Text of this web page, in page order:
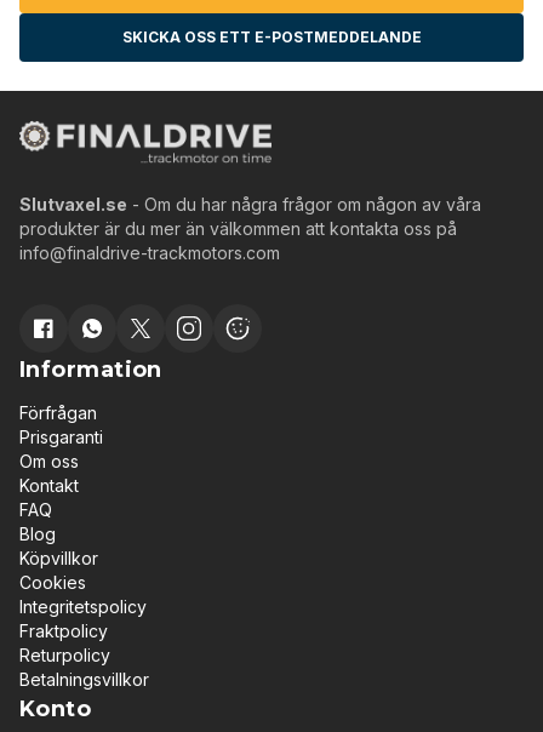
SKICKA OSS ETT E-POSTMEDDELANDE
Slutvaxel.se - Om du har några frågor om någon av våra
produkter är du mer än välkommen att kontakta oss på
info@finaldrive-trackmotors.com
Information
Förfrågan
Prisgaranti
Om oss
Kontakt
FAQ
Blog
Köpvillkor
Cookies
Integritetspolicy
Fraktpolicy
Returpolicy
Betalningsvillkor
Konto